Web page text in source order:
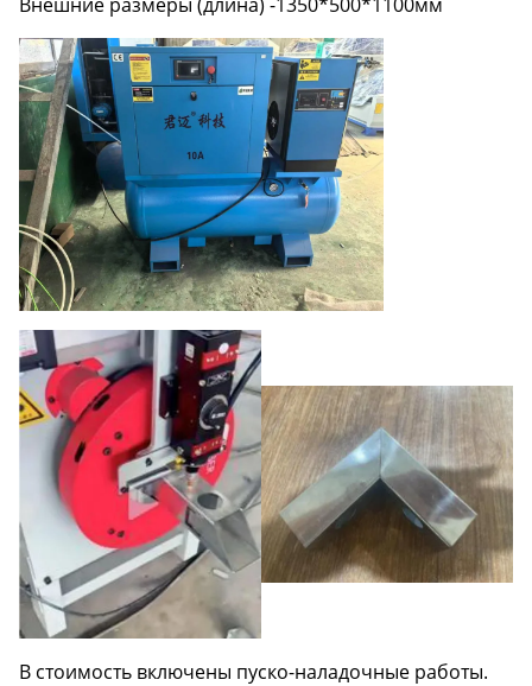
В стоимость включены пуско-наладочные работы.